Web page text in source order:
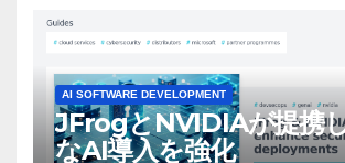
AI SOFTWARE DEVELOPMENT
JFrogとNVIDIAが提携
なAI導入を強化